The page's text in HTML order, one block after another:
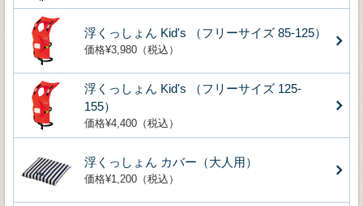
浮くっしょん Kid's （フリーサイズ 85-125）
価格¥3,980（税込）
浮くっしょん Kid's （フリーサイズ 125-
155）
価格¥4,400（税込）
浮くっしょん カバー（大人用）
価格¥1,200（税込）